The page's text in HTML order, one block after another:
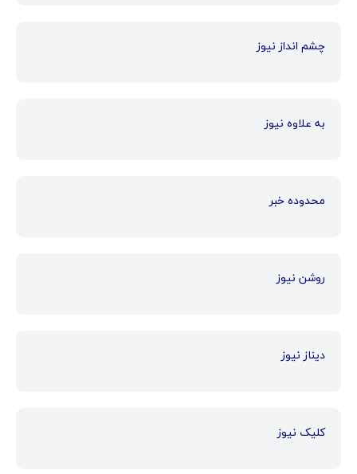
چشم انداز نیوز
به علاوه نیوز
محدوده خبر
روشن نیوز
دیناز نیوز
کلیک نیوز